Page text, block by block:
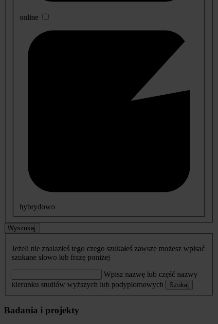
online
hybrydowo
Wyszukaj
Jeżeli nie znalazłeś tego czego szukałeś zawsze możesz wpisać
szukane słowo lub frazę poniżej
Wpisz nazwę lub część nazwy
kierunku studiów wyższych lub podyplomowych
Szukaj
Badania i projekty